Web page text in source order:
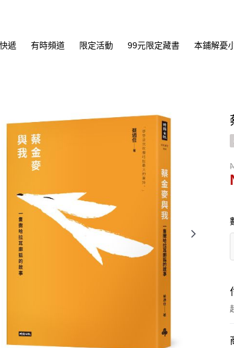
遞 有時頻道 限定活動 99元限定藏書 本鋪解憂